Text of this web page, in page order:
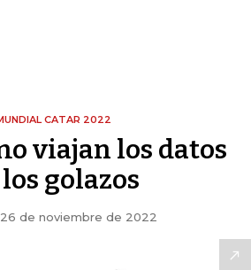
CATAR 2022
viajan los datos
golazos
de noviembre de 2022